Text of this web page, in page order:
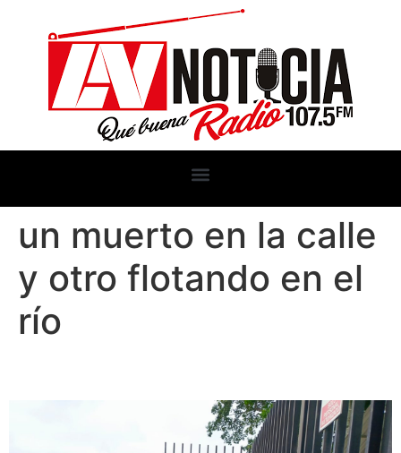
un muerto en la calle
y otro flotando en el
río